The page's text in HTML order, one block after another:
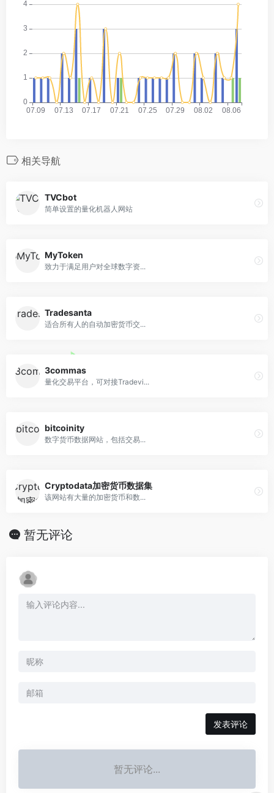
相关导航
TVCbot
简单设置的量化机器人网站
MyToken
致力于满足用户对全球数字资...
Tradesanta
适合所有人的自动加密货币交...
3commas
量化交易平台，可对接Tradevi...
bitcoinity
数字货币数据网站，包括交易...
Cryptodata加密货币数据集
该网站有大量的加密货币和数...
暂无评论
发表评论
暂无评论...